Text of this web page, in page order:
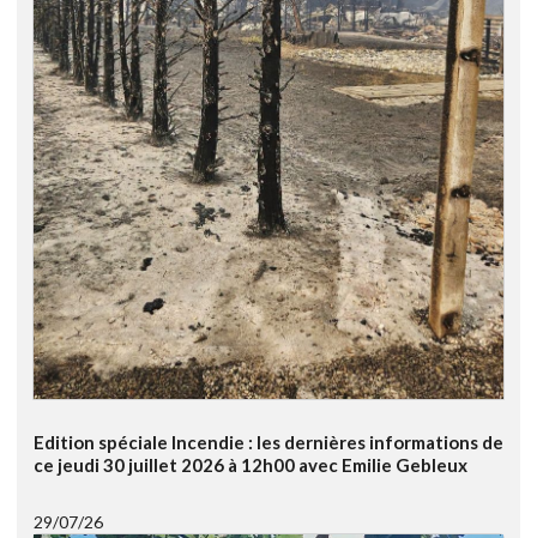
Edition spéciale Incendie : les dernières informations de
ce jeudi 30 juillet 2026 à 12h00 avec Emilie Gebleux
29/07/26